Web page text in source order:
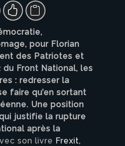
pour Florian
des Patriotes et
du Front National, les
: redresser la
faire qu’en sortant
Une position
justifie la rupture
après la
son livre Frexit,